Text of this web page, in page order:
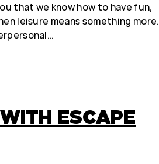
that we know how to have fun,
leisure means something more.
ESCAPE